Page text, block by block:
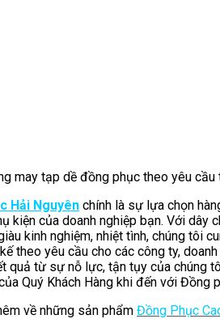
may tạp dề đồng phục theo yêu cầu
Hải Nguyên chính là sự lựa chọn
kiện của doanh nghiệp bạn. Với dây
kinh nghiệm, nhiệt tình, chúng tôi
theo yêu cầu cho các công ty,
quả từ sự nỗ lực, tận tụy của chúng
Quý Khách Hàng khi đến với Đồng
về những sản phẩm Đồng Phục